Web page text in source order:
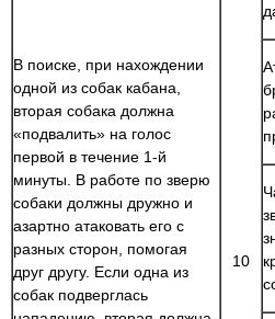
В поиске, при нахождении
одной из собак кабана,
вторая собака должна
«подвалить» на голос
первой в течение 1-й
минуты. В работе по зверю
собаки должны дружно и
азартно атаковать его с
разных сторон, помогая
друг другу. Если одна из
собак подверглась
10